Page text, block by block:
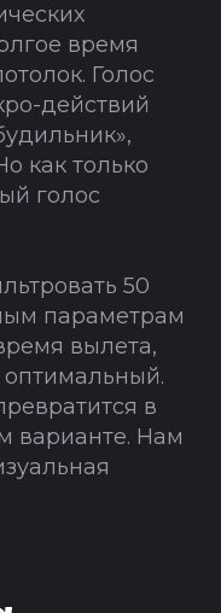
время
Голос
действий
как только
голос
50
параметрам
вылета,
в
варианте. Нам